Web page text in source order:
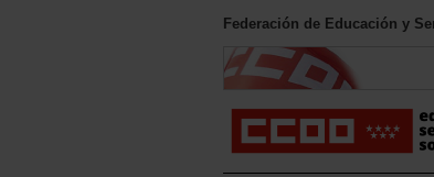
Federación de Educación y